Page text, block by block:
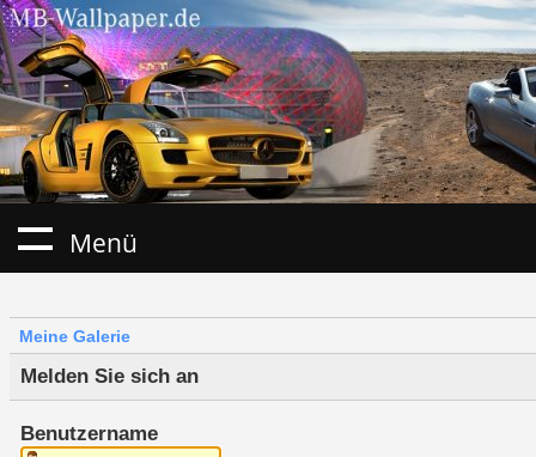
Menü
Meine Galerie
Melden Sie sich an
Benutzername